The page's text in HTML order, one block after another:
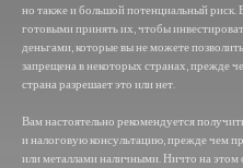
но также и большой потенциальный риск.
готовыми принять их, чтобы
деньгами, которые вы не можете
запрещена в некоторых странах, прежде
страна разрешает это или нет.
Вам настоятельно рекомендуется
и налоговую консультацию, прежде чем
или металлами наличными. Ничто на